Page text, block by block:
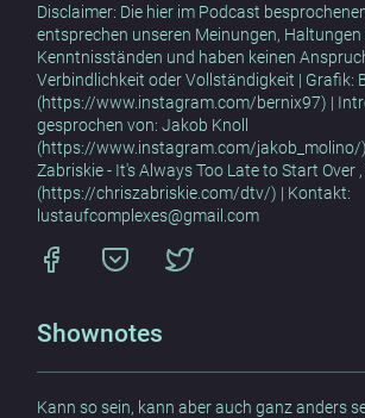
Disclaimer: Die hier im Podcast
entsprechen unseren Meinungen, Haltungen
Kenntnisständen und haben keinen
Verbindlichkeit oder Vollständigkeit | Grafik:
(https://www.instagram.com/bernix97) |
gesprochen von: Jakob Knoll
(https://www.instagram.com/jakob_molino/
Zabriskie - It's Always Too Late to Start Over ,
(https://chriszabriskie.com/dtv/) | Kontakt:
lustaufcomplexes@gmail.com
Shownotes
Kann so sein, kann aber auch ganz anders